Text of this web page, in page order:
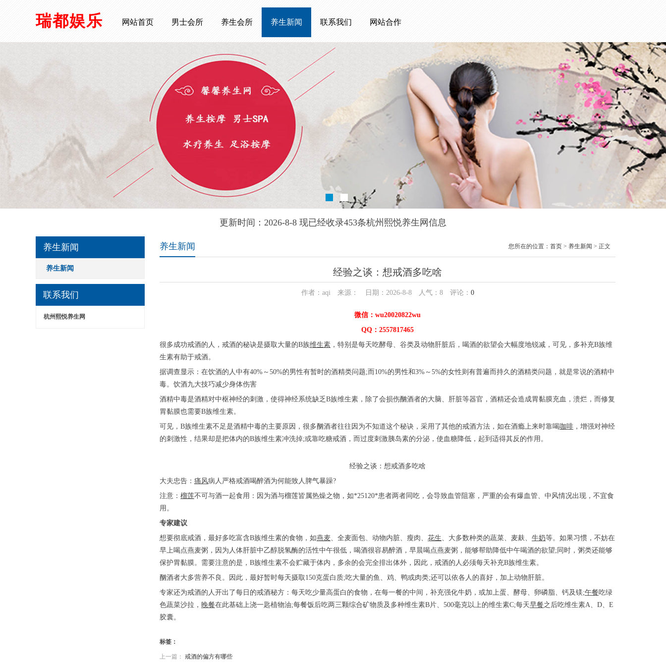
瑞都娱乐 网站首页 男士会所 养生会所 养生新闻 联系我们 网站合作
更新时间：2026-8-8 现已经收录453条杭州熙悦养生网信息
养生新闻
养生新闻
联系我们
杭州熙悦养生网
养生新闻 您所在的位置： 首页 > 养生新闻 > 正文
经验之谈：想戒酒多吃啥
作者：aqi 来源： 日期：2026-8-8 人气： 8评论： 0
微信：wu20020822wu
QQ：2557817465
很多成功戒酒的人，戒酒的秘诀是摄取大量的B族维生素 ，特别是每天吃酵母、谷类及动物肝脏后，喝酒的欲望会大幅度地锐减，可见，多补充B族维
生素有助于戒酒。
据调查显示：在饮酒的人中有40%～50%的男性有暂时的酒精类问题;而10%的男性和3%～5%的女性则有普遍而持久的酒精类问题，就是常说的酒精中
毒。饮酒九大技巧减少身体伤害
酒精中毒是酒精对中枢神经的刺激，使得神经系统缺乏B族维生素，除了会损伤酗酒者的大脑、肝脏等器官，酒精还会造成胃黏膜充血，溃烂，而修复
胃黏膜也需要B族维生素。
可见，B族维生素不足是酒精中毒的主要原因，很多酗酒者往往因为不知道这个秘诀，采用了其他的戒酒方法，如在酒瘾上来时靠喝咖啡 ，增强对神经
的刺激性，结果却是把体内的B族维生素冲洗掉;或靠吃糖戒酒，而过度刺激胰岛素的分泌，使血糖降低，起到适得其反的作用。
经验之谈：想戒酒多吃啥
大夫忠告： 痛风病人严格戒酒喝醉酒为何能致人脾气暴躁?
注意： 榴莲不可与酒一起食用：因为酒与榴莲皆属热燥之物，如*25120*患者两者同吃，会导致血管阻塞，严重的会有爆血管、中风情况出现，不宜食
用。
专家建议
想要彻底戒酒，最好多吃富含B族维生素的食物，如燕麦、全麦面包、动物内脏、瘦肉、 花生、大多数种类的蔬菜、麦麸、 牛奶等。如果习惯，不妨在
早上喝点燕麦粥，因为人体肝脏中乙醇脱氢酶的活性中午很低，喝酒很容易醉酒，早晨喝点燕麦粥，能够帮助降低中午喝酒的欲望;同时，粥类还能够
保护胃黏膜。需要注意的是，B族维生素不会贮藏于体内，多余的会完全排出体外，因此，戒酒的人必须每天补充B族维生素。
酗酒者大多营养不良。因此，最好暂时每天摄取150克蛋白质;吃大量的鱼、鸡、鸭或肉类;还可以依各人的喜好，加上动物肝脏。
专家还为戒酒的人开出了每日的戒酒秘方：每天吃少量高蛋白的食物，在每一餐的中间，补充强化牛奶，或加上蛋、酵母、卵磷脂、钙及镁;午餐吃绿
色蔬菜沙拉， 晚餐在此基础上浇一匙植物油;每餐饭后吃两三颗综合矿物质及多种维生素B片、500毫克以上的维生素C;每天早餐之后吃维生素A、D、E
胶囊。
标签：
上一篇： 戒酒的偏方有哪些